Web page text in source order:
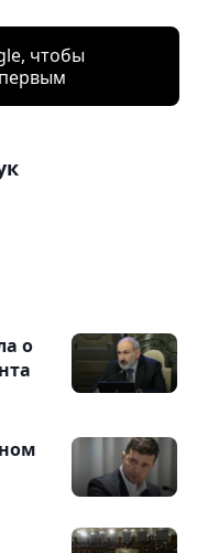
чтобы
о